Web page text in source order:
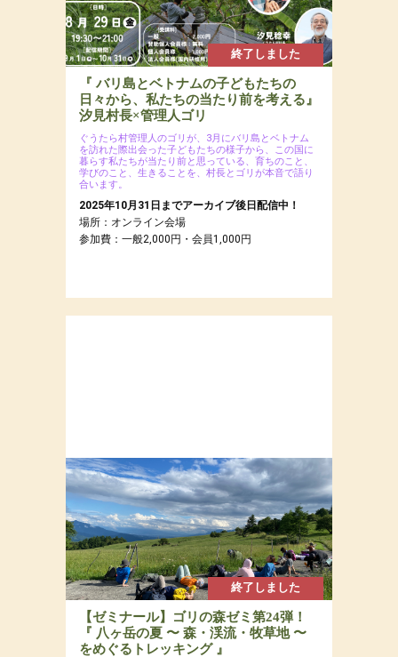
終了しました
『 バリ島とベトナムの子どもたちの
日々から、私たちの当たり前を考える』
汐見村長×管理人ゴリ
ぐうたら村管理人のゴリが、3月にバリ島とベトナム
を訪れた際出会った子どもたちの様子から、この国に
暮らす私たちが当たり前と思っている、育ちのこと、
学びのこと、生きることを、村長とゴリが本音で語り
合います。
2025年10月31日までアーカイブ後日配信中！
場所：オンライン会場
参加費：一般2,000円・会員1,000円
終了しました
【ゼミナール】ゴリの森ゼミ第24弾！
『 八ヶ岳の夏 〜 森・渓流・牧草地 〜
をめぐるトレッキング 』